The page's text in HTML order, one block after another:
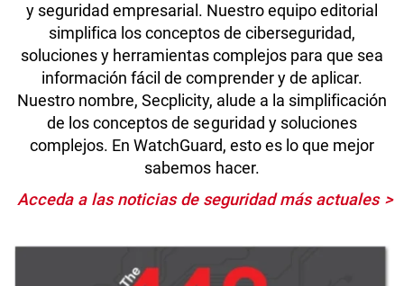
y seguridad empresarial. Nuestro equipo editorial
simplifica los conceptos de ciberseguridad,
soluciones y herramientas complejos para que sea
información fácil de comprender y de aplicar.
Nuestro nombre, Secplicity, alude a la simplificación
de los conceptos de seguridad y soluciones
complejos. En WatchGuard, esto es lo que mejor
sabemos hacer.
Acceda a las noticias de seguridad más actuales